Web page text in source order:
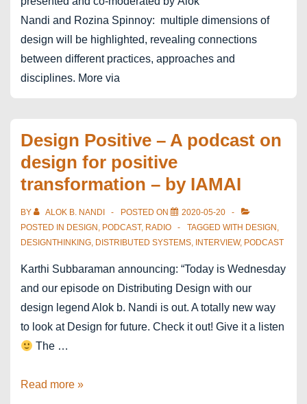
Nandi and Rozina Spinnoy: multiple dimensions of
design will be highlighted, revealing connections
between different practices, approaches and
disciplines. More via
Design Positive – A podcast on
design for positive
transformation – by IAMAI
BY ALOK B. NANDI POSTED ON
2020-05-20
POSTED IN DESIGN , PODCAST, RADIO TAGGED WITH DESIGN ,
DESIGNTHINKING, DISTRIBUTED SYSTEMS, INTERVIEW, PODCAST
Karthi Subbaraman announcing: “Today is Wednesday
and our episode on Distributing Design with our
design legend Alok b. Nandi is out. A totally new way
to look at Design for future. Check it out! Give it a listen
The …
Design
Read more »